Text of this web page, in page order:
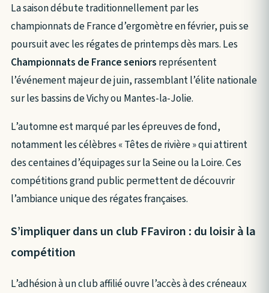
La saison débute traditionnellement par les
championnats de France d’ergomètre en février, puis se
poursuit avec les régates de printemps dès mars. Les
Championnats de France seniors représentent
l’événement majeur de juin, rassemblant l’élite nationale
sur les bassins de Vichy ou Mantes-la-Jolie.
L’automne est marqué par les épreuves de fond,
notamment les célèbres « Têtes de rivière » qui attirent
des centaines d’équipages sur la Seine ou la Loire. Ces
compétitions grand public permettent de découvrir
l’ambiance unique des régates françaises.
S’impliquer dans un club FFaviron : du loisir à la
compétition
L’adhésion à un club affilié ouvre l’accès à des créneaux